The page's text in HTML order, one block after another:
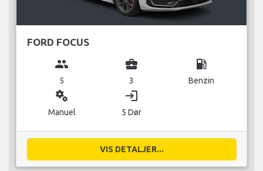
FORD FOCUS
group
5
business_center
3
local_gas_station
Benzin
miscellaneous_services
Manuel
login
5 Dør
VIS DETALJER...